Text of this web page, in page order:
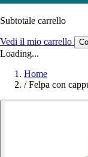
Subtotale carrello
Vedi il mio carrello
Loading...
Home
/ Felpa con